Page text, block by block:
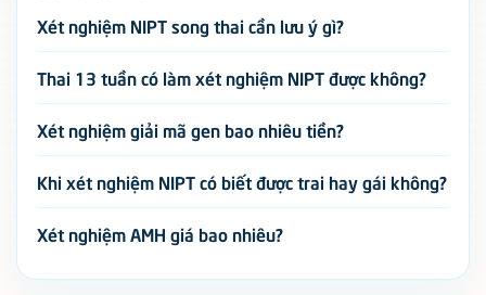
Xét nghiệm NIPT song thai cần lưu ý gì?
Thai 13 tuần có làm xét nghiệm NIPT được không?
Xét nghiệm giải mã gen bao nhiêu tiền?
Khi xét nghiệm NIPT có biết được trai hay gái không?
Xét nghiệm AMH giá bao nhiêu?